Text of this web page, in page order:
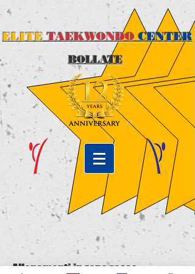
ELITE TAEKWONDO CENTER
BOLLATE
Allenamenti in zona rossa